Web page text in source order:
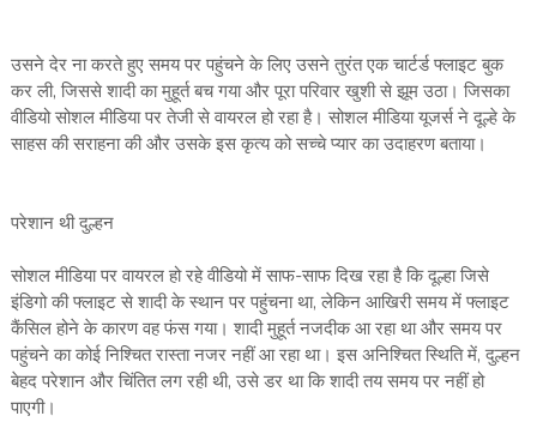
उसने देर ना करते हुए समय पर पहुंचने के लिए उसने तुरंत एक चार्टर्ड फ्लाइट बुक
कर ली, जिससे शादी का मुहूर्त बच गया और पूरा परिवार खुशी से झूम उठा। जिसका
वीडियो सोशल मीडिया पर तेजी से वायरल हो रहा है। सोशल मीडिया यूजर्स ने दूल्हे के
साहस की सराहना की और उसके इस कृत्य को सच्चे प्यार का उदाहरण बताया।
परेशान थी दुल्हन
सोशल मीडिया पर वायरल हो रहे वीडियो में साफ-साफ दिख रहा है कि दूल्हा जिसे
इंडिगो की फ्लाइट से शादी के स्थान पर पहुंचना था, लेकिन आखिरी समय में फ्लाइट
कैंसिल होने के कारण वह फंस गया। शादी मुहूर्त नजदीक आ रहा था और समय पर
पहुंचने का कोई निश्चित रास्ता नजर नहीं आ रहा था। इस अनिश्चित स्थिति में, दुल्हन
बेहद परेशान और चिंतित लग रही थी, उसे डर था कि शादी तय समय पर नहीं हो
पाएगी।